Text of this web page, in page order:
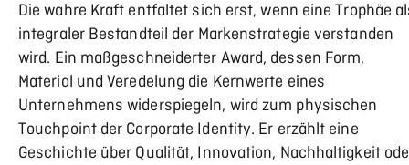
Die wahre Kraft entfaltet sich erst, wenn eine Trophäe
integraler Bestandteil der Markenstrategie verstanden
wird. Ein maßgeschneiderter Award, dessen Form,
Material und Veredelung die Kernwerte eines
Unternehmens widerspiegeln, wird zum physischen
Touchpoint der Corporate Identity. Er erzählt eine
Geschichte über Qualität, Innovation, Nachhaltigkeit